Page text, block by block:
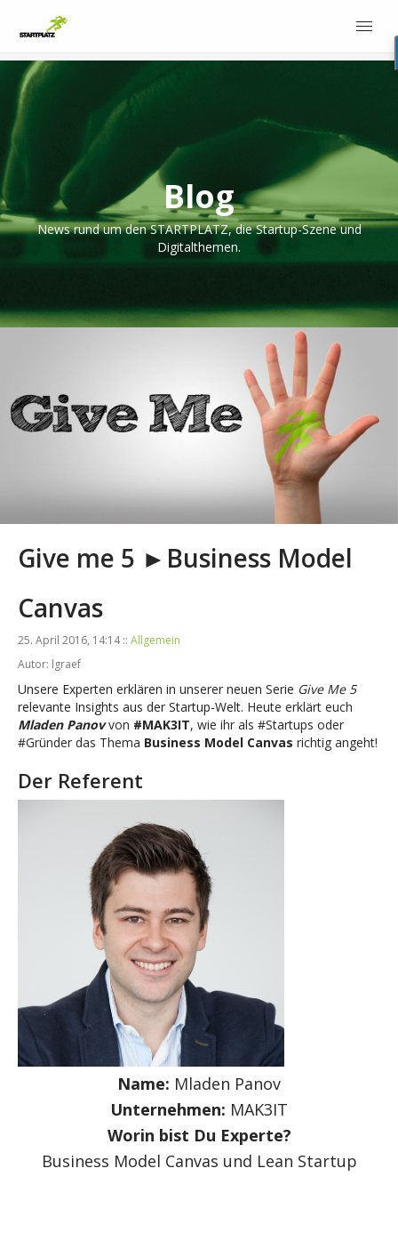
Blog
News rund um den STARTPLATZ, die Startup-Szene und
Digitalthemen.
Give me 5 ►Business Model
Canvas
25. April 2016, 14:14 :: Allgemein
Autor: lgraef
Unsere Experten erklären in unserer neuen Serie Give Me 5
relevante Insights aus der Startup-Welt. Heute erklärt euch
Mladen Panovvon #MAK3IT, wie ihr als #Startups oder
#Gründer das Thema Business Model Canvas richtig angeht!
Der Referent
Name: Mladen Panov
Unternehmen: MAK3IT
Worin bist Du Experte?
Business Model Canvas und Lean Startup